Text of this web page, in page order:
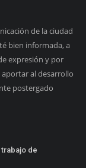
de la ciudad
bien informada, a
expresión y por
al desarrollo
postergado
de